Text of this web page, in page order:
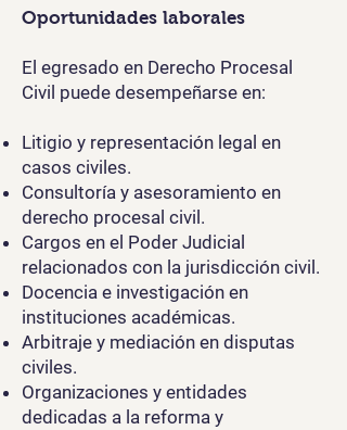
Oportunidades laborales
El egresado en Derecho Procesal
Civil puede desempeñarse en:
Litigio y representación legal en
casos civiles.
Consultoría y asesoramiento en
derecho procesal civil.
Cargos en el Poder Judicial
relacionados con la jurisdicción civil.
Docencia e investigación en
instituciones académicas.
Arbitraje y mediación en disputas
civiles.
Organizaciones y entidades
dedicadas a la reforma y